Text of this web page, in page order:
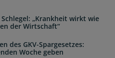
„Krankheit wirkt wie
der Wirtschaft“
des GKV-Spargesetzes:
Woche geben